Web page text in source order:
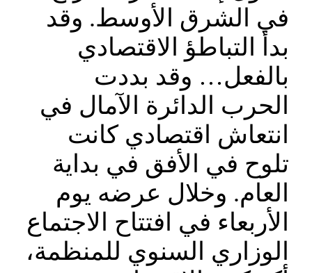
في الشرق الأوسط. وقد
بدأ التباطؤ الاقتصادي
بالفعل… وقد بددت
الحرب الدائرة الآمال في
انتعاش اقتصادي كانت
تلوح في الأفق في بداية
العام. وخلال عرضه يوم
الأربعاء في افتتاح الاجتماع
الوزاري السنوي للمنظمة،